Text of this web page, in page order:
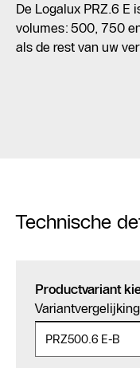
De Logalux PRZ.6 E
volumes: 500, 750
als de rest van uw
Technische
Productvariant
Variantvergelijking